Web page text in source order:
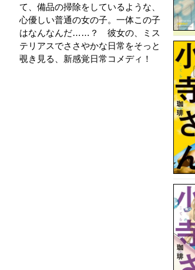
て、備品の掃除をしているような、
心優しい普通の女の子。一体この子
はなんなんだ……？ 彼女の、ミス
テリアスでささやかな日常をそっと
覗き見る、新感覚日常コメディ！